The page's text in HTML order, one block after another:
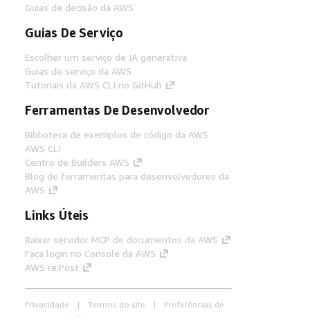
Guias de decisão da AWS
Guias De Serviço
Escolher um serviço de IA generativa
Guias de serviço da AWS
Tutoriais da AWS CLI no GitHub
Ferramentas De Desenvolvedor
Biblioteca de exemplos de código da AWS
AWS CLI
Centro de Builders AWS
Blog de ferramentas para desenvolvedores da
AWS
Links Úteis
Baixar servidor MCP de documentos da AWS
Faça login no Console da AWS
AWS re:Post
Privacidade Termos do site
Preferências de
© 2026, Amazon Web Services, Inc. ou